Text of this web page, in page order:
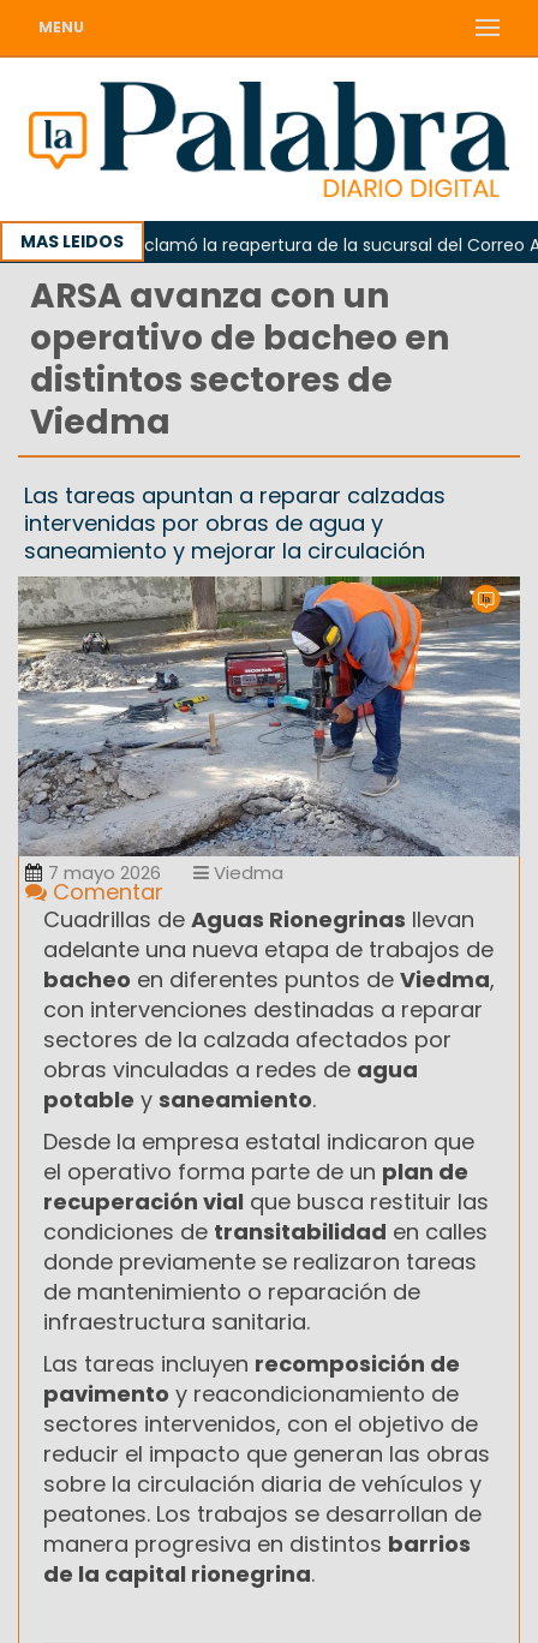
MENU
MAS LEIDOS
Odarda reclamó la reapertura de la sucursal del Correo
ARSA avanza con un
operativo de bacheo en
distintos sectores de
Viedma
Las tareas apuntan a reparar calzadas
intervenidas por obras de agua y
saneamiento y mejorar la circulación
7 mayo 2026 Viedma
Comentar
Cuadrillas de Aguas Rionegrinas llevan
adelante una nueva etapa de trabajos de
bacheo en diferentes puntos de Viedma,
con intervenciones destinadas a reparar
sectores de la calzada afectados por
obras vinculadas a redes de agua
potable y saneamiento.
Desde la empresa estatal indicaron que
el operativo forma parte de un plan de
recuperación vial que busca restituir las
condiciones de transitabilidad en calles
donde previamente se realizaron tareas
de mantenimiento o reparación de
infraestructura sanitaria.
Las tareas incluyen recomposición de
pavimento y reacondicionamiento de
sectores intervenidos, con el objetivo de
reducir el impacto que generan las obras
sobre la circulación diaria de vehículos y
peatones. Los trabajos se desarrollan de
manera progresiva en distintos barrios
de la capital rionegrina.